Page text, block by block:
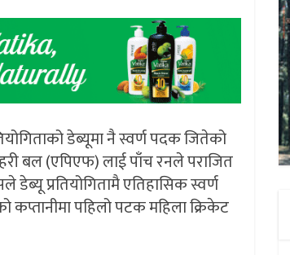
डेब्यूमा नै स्वर्ण पदक जितेको
बल (एपिएफ) लाई पाँच रनले पराजित
प्रतियोगितामै एतिहासिक स्वर्ण
कप्तानीमा पहिलो पटक महिला क्रिकेट